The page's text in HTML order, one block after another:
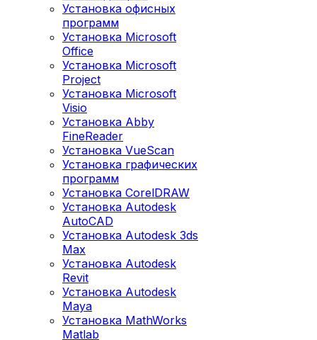
Установка офисных
программ
Установка Microsoft
Office
Установка Microsoft
Project
Установка Microsoft
Visio
Установка Abby
FineReader
Установка VueScan
Установка графических
программ
Установка CorelDRAW
Установка Autodesk
AutoCAD
Установка Autodesk 3ds
Max
Установка Autodesk
Revit
Установка Autodesk
Maya
Установка MathWorks
Matlab